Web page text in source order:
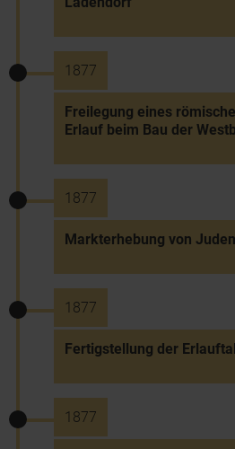
1877
Freilegung eines
Erlauf beim Bau der
1877
Markterhebung von
1877
Fertigstellung der
1877